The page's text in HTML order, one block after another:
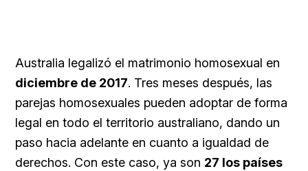
Australia legalizó el matrimonio homosexual en
diciembre de 2017. Tres meses después, las
parejas homosexuales pueden adoptar de forma
legal en todo el territorio australiano, dando un
paso hacia adelante en cuanto a igualdad de
derechos. Con este caso, ya son 27 los países